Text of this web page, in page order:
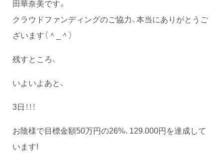
田華奈美です。
クラウドファンディングのご協力、本当にありがとうご
ざいます（＾_＾）
残すところ、
いよいよあと、
3日！！！
お陰様で目標金額50万円の26%、129.000円を達成して
います!